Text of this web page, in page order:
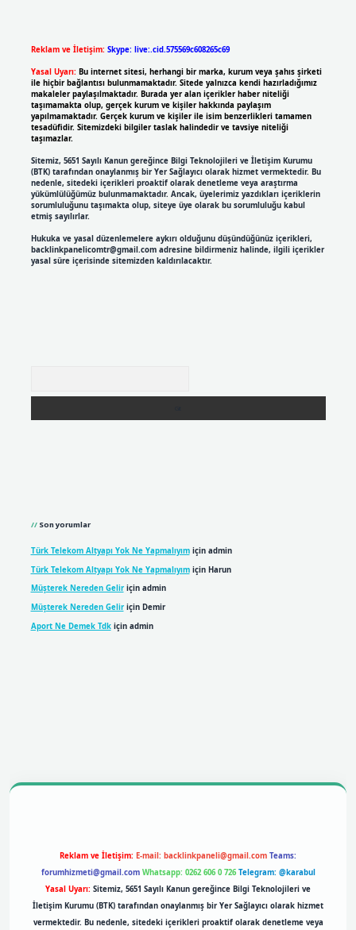
Reklam ve İletişim: Skype: live:.cid.575569c608265c69
Yasal Uyarı: Bu internet sitesi, herhangi bir marka, kurum veya şahıs şirketi
ile hiçbir bağlantısı bulunmamaktadır. Sitede yalnızca kendi hazırladığımız
makaleler paylaşılmaktadır. Burada yer alan içerikler haber niteliği
taşımamakta olup, gerçek kurum ve kişiler hakkında paylaşım
yapılmamaktadır. Gerçek kurum ve kişiler ile isim benzerlikleri tamamen
tesadüfidir. Sitemizdeki bilgiler taslak halindedir ve tavsiye niteliği
taşımazlar.
Sitemiz, 5651 Sayılı Kanun gereğince Bilgi Teknolojileri ve İletişim Kurumu
(BTK) tarafından onaylanmış bir Yer Sağlayıcı olarak hizmet vermektedir. Bu
nedenle, sitedeki içerikleri proaktif olarak denetleme veya araştırma
yükümlülüğümüz bulunmamaktadır. Ancak, üyelerimiz yazdıkları içeriklerin
sorumluluğunu taşımakta olup, siteye üye olarak bu sorumluluğu kabul
etmiş sayılırlar.
Hukuka ve yasal düzenlemelere aykırı olduğunu düşündüğünüz içerikleri,
backlinkpanelicomtr@gmail.comadresine bildirmeniz halinde, ilgili içerikler
yasal süre içerisinde sitemizden kaldırılacaktır.
Son yorumlar
Türk Telekom Altyapı Yok Ne Yapmalıyımiçin admin
Türk Telekom Altyapı Yok Ne Yapmalıyımiçin Harun
Müşterek Nereden Geliriçin admin
Müşterek Nereden Geliriçin Demir
Aport Ne Demek Tdkiçin admin
Reklam ve İletişim: E-mail: backlinkpaneli@gmail.com Teams:
forumhizmeti@gmail.com Whatsapp: 0262 606 0 726 Telegram: @karabul
Yasal Uyarı: Sitemiz, 5651 Sayılı Kanun gereğince Bilgi Teknolojileri ve
İletişim Kurumu (BTK) tarafından onaylanmış bir Yer Sağlayıcı olarak hizmet
vermektedir. Bu nedenle, sitedeki içerikleri proaktif olarak denetleme veya